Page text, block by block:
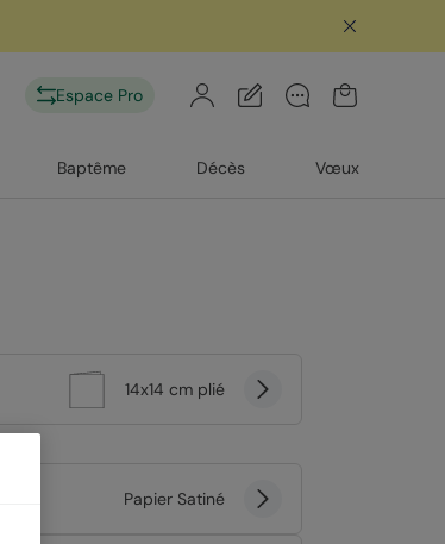
Espace Pro
Baptême Décès Vœux
14x14 cm plié
Papier Satiné